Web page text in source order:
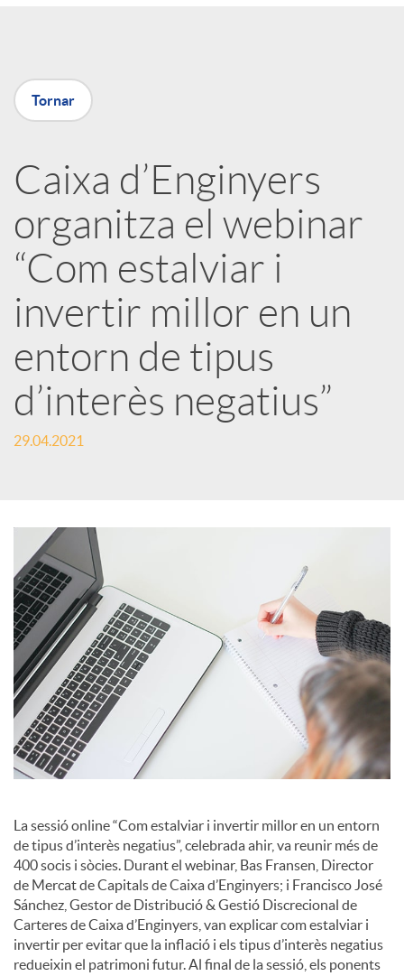
X
r
x
e
s
S
c
i
a
l
s
Tornar
Caixa d’Enginyers
organitza el webinar
“Com estalviar i
invertir millor en un
entorn de tipus
d’interès negatius”
29.04.2021
La sessió online “Com estalviar i invertir millor en un entorn
de tipus d’interès negatius”, celebrada ahir, va reunir més de
400 socis i sòcies. Durant el webinar, Bas Fransen, Director
de Mercat de Capitals de Caixa d’Enginyers; i Francisco José
Sánchez, Gestor de Distribució & Gestió Discrecional de
Carteres de Caixa d’Enginyers, van explicar com estalviar i
invertir per evitar que la inflació i els tipus d’interès negatius
redueixin el patrimoni futur. Al final de la sessió, els ponents